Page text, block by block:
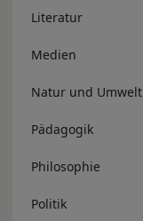
Literatur
Medien
Natur und Umwelt
Pädagogik
Philosophie
Politik